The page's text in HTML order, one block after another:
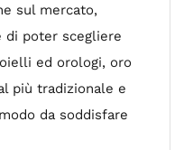
sul mercato,
di poter scegliere
ed orologi, oro
più tradizionale e
da soddisfare